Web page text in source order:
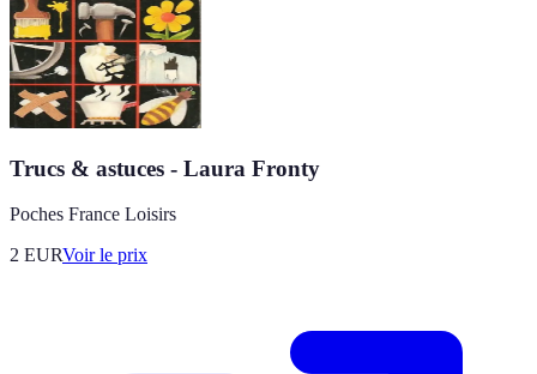
Trucs & astuces - Laura Fronty
Poches France Loisirs
2 EURVoir le prix